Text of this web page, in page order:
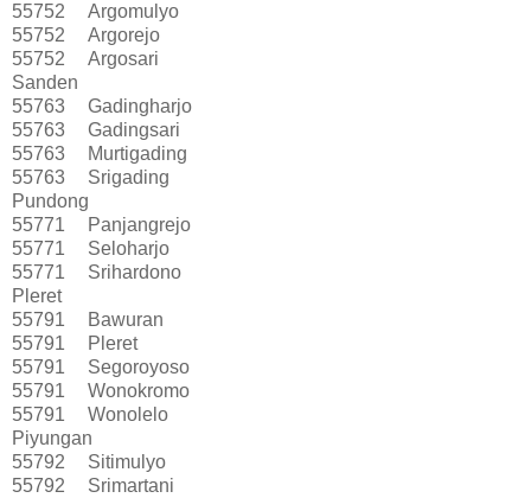
55752
Argomulyo
55752
Argorejo
55752
Argosari
Sanden
55763
Gadingharjo
55763
Gadingsari
55763
Murtigading
55763
Srigading
Pundong
55771
Panjangrejo
55771
Seloharjo
55771
Srihardono
Pleret
55791
Bawuran
55791
Pleret
55791
Segoroyoso
55791
Wonokromo
55791
Wonolelo
Piyungan
55792
Sitimulyo
55792
Srimartani